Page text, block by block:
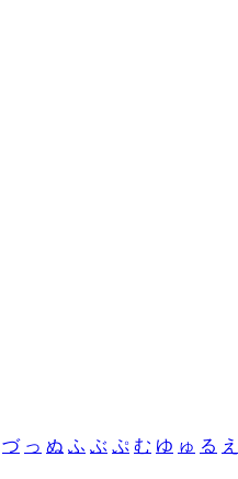
づ っ ぬ ふ ぶ ぷ む ゆ ゅ る え